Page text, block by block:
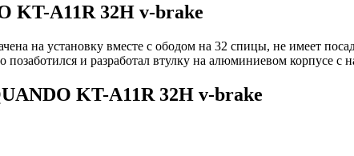
KT-A11R 32H v-brake
на установку вместе с ободом на 32 спицы, не имеет
позаботился и разработал втулку на алюминиевом
KT-A11R 32H v-brake